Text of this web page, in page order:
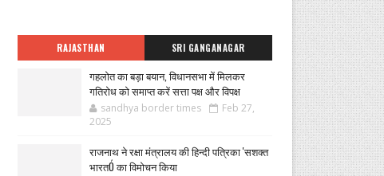
RAJASTHAN SRI GANGANAGAR
गहलोत का बड़ा बयान, विधानसभा में मिलकर
गतिरोध को समाप्त करें सत्ता पक्ष और विपक्ष
sandhya border times
Feb 27,
2025
राजनाथ ने रक्षा मंत्रालय की हिन्दी पत्रिका 'सशक्त
भारतÓ का विमोचन किया